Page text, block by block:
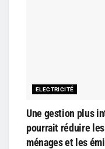
ELECTRICITÉ
Une gestion plus
pourrait réduire
ménages et les